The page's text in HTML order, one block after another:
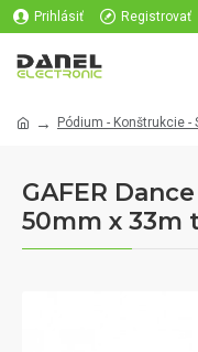
Prihlásiť Registrovať
Pódium - Konštrukcie -
GAFER
50mm x 33m